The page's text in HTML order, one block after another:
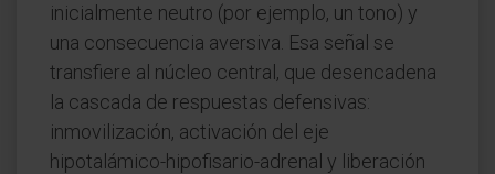
inicialmente neutro (por ejemplo, un tono) y
una consecuencia aversiva. Esa señal se
transfiere al núcleo central, que desencadena
la cascada de respuestas defensivas:
inmovilización, activación del eje
hipotalámico-hipofisario-adrenal y liberación